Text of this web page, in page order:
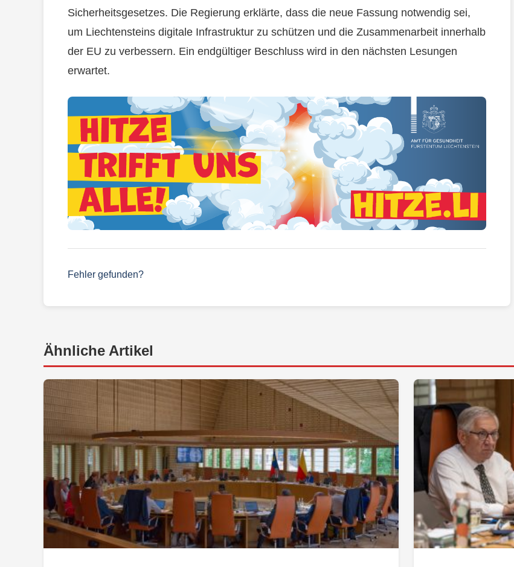
Sicherheitsgesetzes. Die Regierung erklärte, dass die neue Fassung notwendig sei,
um Liechtensteins digitale Infrastruktur zu schützen und die Zusammenarbeit innerhalb
der EU zu verbessern. Ein endgültiger Beschluss wird in den nächsten Lesungen
erwartet.
Fehler gefunden?
Ähnliche Artikel